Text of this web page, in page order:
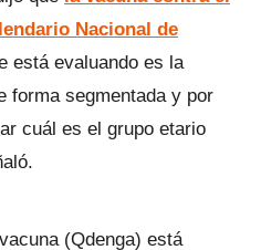
Nacional de
está evaluando es la
forma segmentada y por
cuál es el grupo etario
(Qdenga) está